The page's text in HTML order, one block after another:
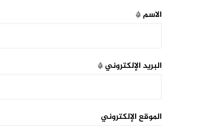
الاسم*
البريد الإلكتروني*
الموقع الإلكتروني